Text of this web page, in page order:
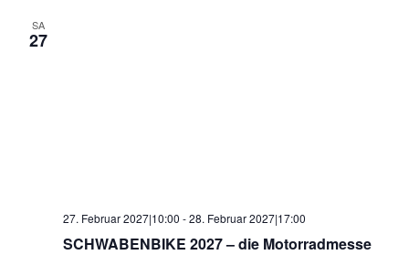
SA
27
27. Februar 2027|10:00 -28. Februar 2027|17:00
SCHWABENBIKE 2027 – die Motorradmesse